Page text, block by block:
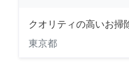
クオリティの高いお掃
東京都